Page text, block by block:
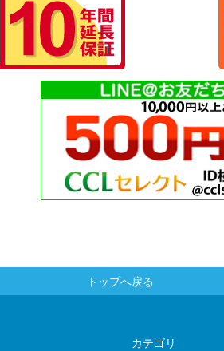
トップへ戻る
カテゴリ